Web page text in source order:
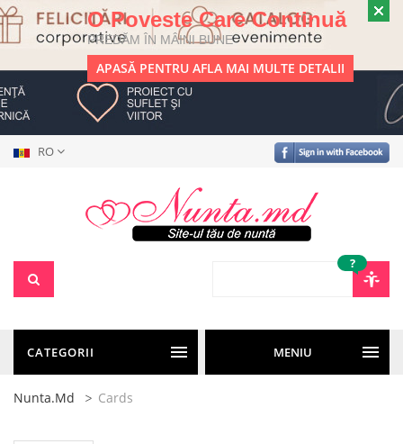
O Poveste Care Continuă
PREDĂM ÎN MÂINI BUNE
APASĂ PENTRU AFLA MAI MULTE DETALII
RO
?
CATEGORII MENIU
Nunta.md Cards